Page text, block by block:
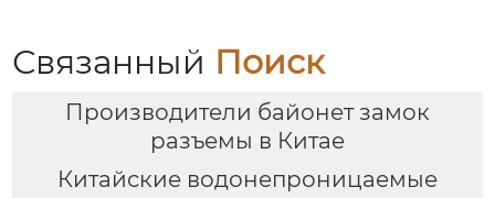
Связанный Поиск
Производители байонет замок
разъемы в Китае
Китайские водонепроницаемые